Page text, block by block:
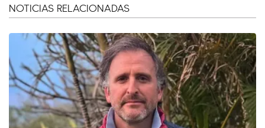
NOTICIAS RELACIONADAS